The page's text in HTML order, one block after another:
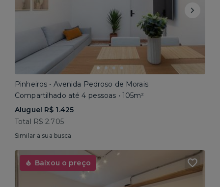
Pinheiros • Avenida Pedroso de Morais
Compartilhado até 4 pessoas • 105m²
Aluguel R$ 1.425
Total R$ 2.705
Similar a sua busca
Baixou o preço